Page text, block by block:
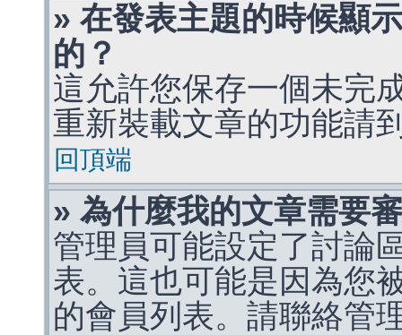
» 在發表主題的時候顯
的？
這允許您保存一個未完
重新裝載文章的功能請
回頂端
» 為什麼我的文章需要
管理員可能設定了討論
表。這也可能是因為您
的會員列表。請聯絡管